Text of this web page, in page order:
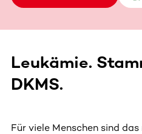
Leukämie.
DKMS.
Für viele Menschen sind